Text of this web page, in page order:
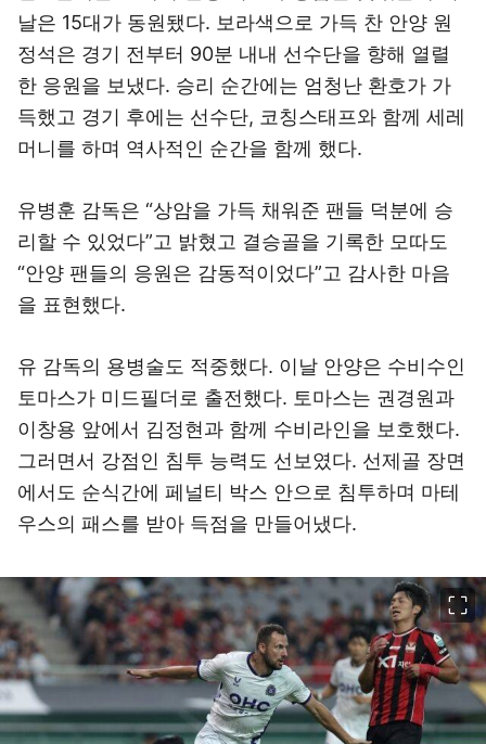
날은 15대가 동원됐다. 보라색으로 가득 찬 안양 원
정석은 경기 전부터 90분 내내 선수단을 향해 열렬
한 응원을 보냈다. 승리 순간에는 엄청난 환호가 가
득했고 경기 후에는 선수단, 코칭스태프와 함께 세레
머니를 하며 역사적인 순간을 함께 했다.
유병훈 감독은 “상암을 가득 채워준 팬들 덕분에 승
리할 수 있었다”고 밝혔고 결승골을 기록한 모따도
“안양 팬들의 응원은 감동적이었다”고 감사한 마음
을 표현했다.
유 감독의 용병술도 적중했다. 이날 안양은 수비수인
토마스가 미드필더로 출전했다. 토마스는 권경원과
이창용 앞에서 김정현과 함께 수비라인을 보호했다.
그러면서 강점인 침투 능력도 선보였다. 선제골 장면
에서도 순식간에 페널티 박스 안으로 침투하며 마테
우스의 패스를 받아 득점을 만들어냈다.